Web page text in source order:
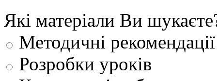
Які матеріали Ви
Методичні рекомендації
Розробки уроків